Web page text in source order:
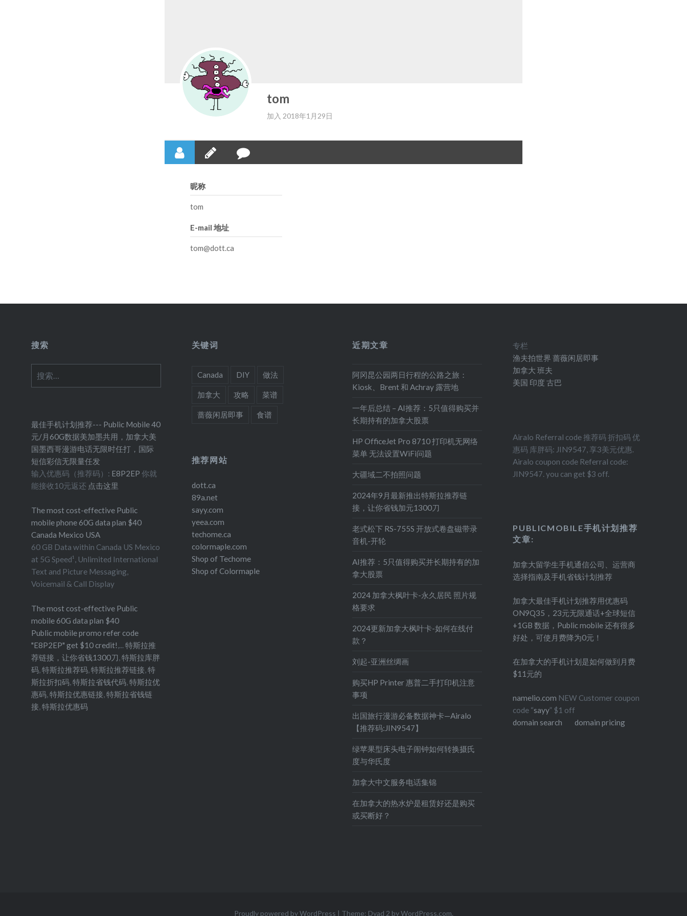
tom
加入 2018年1月29日
昵称
tom
E-mail 地址
tom@dott.ca
搜索
索：
关键词
Canada DIY 做法
加拿大 攻略 菜谱
蔷薇闲居即事 食谱
近期文章
阿冈昆公园两日行程的公路之旅：
Kiosk、Brent 和 Achray 露营地
一年后总结 – AI推荐：5只值得购买并
长期持有的加拿大股票
HP OfficeJet Pro 8710 打印机无网络
菜单 无法设置WiFi问题
大疆域二不拍照问题
2024年9月最新推出特斯拉推荐链
接，让你省钱加元1300刀
老式松下 RS-755S 开放式卷盘磁带录
音机-开轮
AI推荐：5只值得购买并长期持有的加
拿大股票
2024 加拿大枫叶卡-永久居民 照片规
格要求
2024更新加拿大枫叶卡-如何在线付
款？
刘起-亚洲丝绸画
购买HP Printer 惠普二手打印机注意
事项
出国旅行漫游必备数据神卡—Airalo
【推荐码:JIN9547】
绿苹果型床头电子闹钟如何转换摄氏
度与华氏度
加拿大中文服务电话集锦
在加拿大的热水炉是租赁好还是购买
或买断好？
专栏
渔夫拍世界蔷薇闲居即事
加拿大 班夫
美国 印度 古巴
最佳手机计划推荐--- Public Mobile 40
元/月60G数据美加墨共用，加拿大美
国墨西哥漫游电话无限时任打，国际
短信彩信无限量任发
输入优惠码（推荐码）: E8P2EP 你就
能接收10元返还 点击这里
The most cost-effective Public
mobile phone 60G data plan $40
Canada Mexico USA
60 GB Data within Canada US Mexico
at 5G Speed¹, Unlimited International
Text and Picture Messaging,
Voicemail & Call Display
The most cost-effective Public
mobile 60G data plan $40
Public mobile promo refer code
"E8P2EP" get $10 credit!,... 特斯拉推
荐链接，让你省钱1300刀,特斯拉库胖
码,特斯拉推荐码,特斯拉推荐链接,特
斯拉折扣码,特斯拉省钱代码,特斯拉优
惠码,特斯拉优惠链接,特斯拉省钱链
接,特斯拉优惠码
Airalo Referral code 推荐码 折扣码 优
惠码 库胖码: JIN9547, 享3美元优惠.
Airalo coupon code Referral code:
JIN9547. you can get $3 off.
推荐网站
dott.ca
89a.net
sayy.com
yeea.com
techome.ca
colormaple.com
Shop of Techome
Shop of Colormaple
PUBLICMOBILE手机计划推荐
文章:
加拿大留学生手机通信公司、运营商
选择指南及手机省钱计划推荐
加拿大最佳手机计划推荐用优惠码
ON9Q35，23元无限通话+全球短信
+1GB 数据，Public mobile 还有很多
好处，可使月费降为0元！
在加拿大的手机计划是如何做到月费
$11元的
namelio.com NEW Customer coupon
code “sayy” $1 off
domain search
domain pricing
Proudly powered by WordPress | Theme: Dyad 2 byWordPress.com.